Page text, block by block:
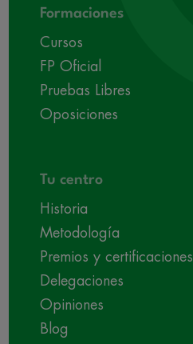
Formaciones
Cursos
FP Oficial
Pruebas Libres
Oposiciones
Tu centro
Historia
Metodología
Premios y certificaciones
Delegaciones
Opiniones
Blog